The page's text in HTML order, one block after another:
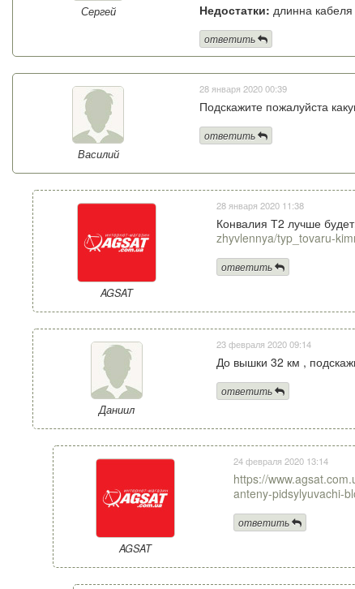
Сергей
Недостатки: длинна кабеля
ответить
Василий
28 января 2020 00:39
Подскажите пожалуйста
ответить
AGSAT
28 января 2020 11:38
Конвалия Т2 лучше
zhyvlennya/typ_tovaru-
ответить
Даниил
23 февраля 2020 09:14
До вышки 32 км ,
ответить
AGSAT
24 февраля 2020 13:14
https://
anteny-pidsylyuvachi-
ответить